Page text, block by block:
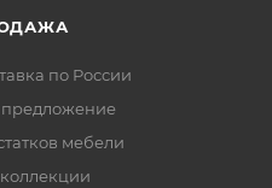
по России
мебели